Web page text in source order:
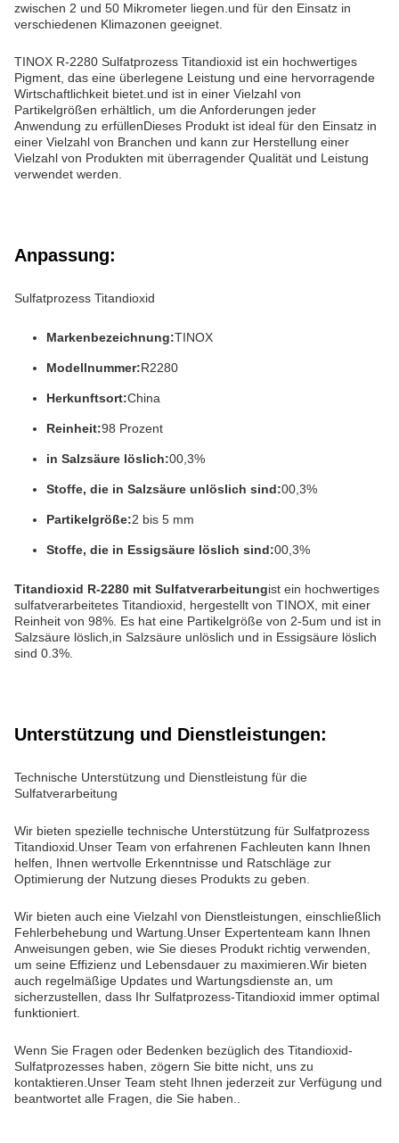
zwischen 2 und 50 Mikrometer liegen.und für den Einsatz in
verschiedenen Klimazonen geeignet.
TINOX R-2280 Sulfatprozess Titandioxid ist ein hochwertiges
Pigment, das eine überlegene Leistung und eine hervorragende
Wirtschaftlichkeit bietet.und ist in einer Vielzahl von
Partikelgrößen erhältlich, um die Anforderungen jeder
Anwendung zu erfüllenDieses Produkt ist ideal für den Einsatz in
einer Vielzahl von Branchen und kann zur Herstellung einer
Vielzahl von Produkten mit überragender Qualität und Leistung
verwendet werden.
Anpassung:
Sulfatprozess Titandioxid
Markenbezeichnung:TINOX
Modellnummer:R2280
Herkunftsort:China
Reinheit:98 Prozent
in Salzsäure löslich:00,3%
Stoffe, die in Salzsäure unlöslich sind:00,3%
Partikelgröße:2 bis 5 mm
Stoffe, die in Essigsäure löslich sind:00,3%
Titandioxid R-2280 mit Sulfatverarbeitungist ein hochwertiges
sulfatverarbeitetes Titandioxid, hergestellt von TINOX, mit einer
Reinheit von 98%. Es hat eine Partikelgröße von 2-5um und ist in
Salzsäure löslich,in Salzsäure unlöslich und in Essigsäure löslich
sind 0.3%.
Unterstützung und Dienstleistungen:
Technische Unterstützung und Dienstleistung für die
Sulfatverarbeitung
Wir bieten spezielle technische Unterstützung für Sulfatprozess
Titandioxid.Unser Team von erfahrenen Fachleuten kann Ihnen
helfen, Ihnen wertvolle Erkenntnisse und Ratschläge zur
Optimierung der Nutzung dieses Produkts zu geben.
Wir bieten auch eine Vielzahl von Dienstleistungen, einschließlich
Fehlerbehebung und Wartung.Unser Expertenteam kann Ihnen
Anweisungen geben, wie Sie dieses Produkt richtig verwenden,
um seine Effizienz und Lebensdauer zu maximieren.Wir bieten
auch regelmäßige Updates und Wartungsdienste an, um
sicherzustellen, dass Ihr Sulfatprozess-Titandioxid immer optimal
funktioniert.
Wenn Sie Fragen oder Bedenken bezüglich des Titandioxid-
Sulfatprozesses haben, zögern Sie bitte nicht, uns zu
kontaktieren.Unser Team steht Ihnen jederzeit zur Verfügung und
beantwortet alle Fragen, die Sie haben..